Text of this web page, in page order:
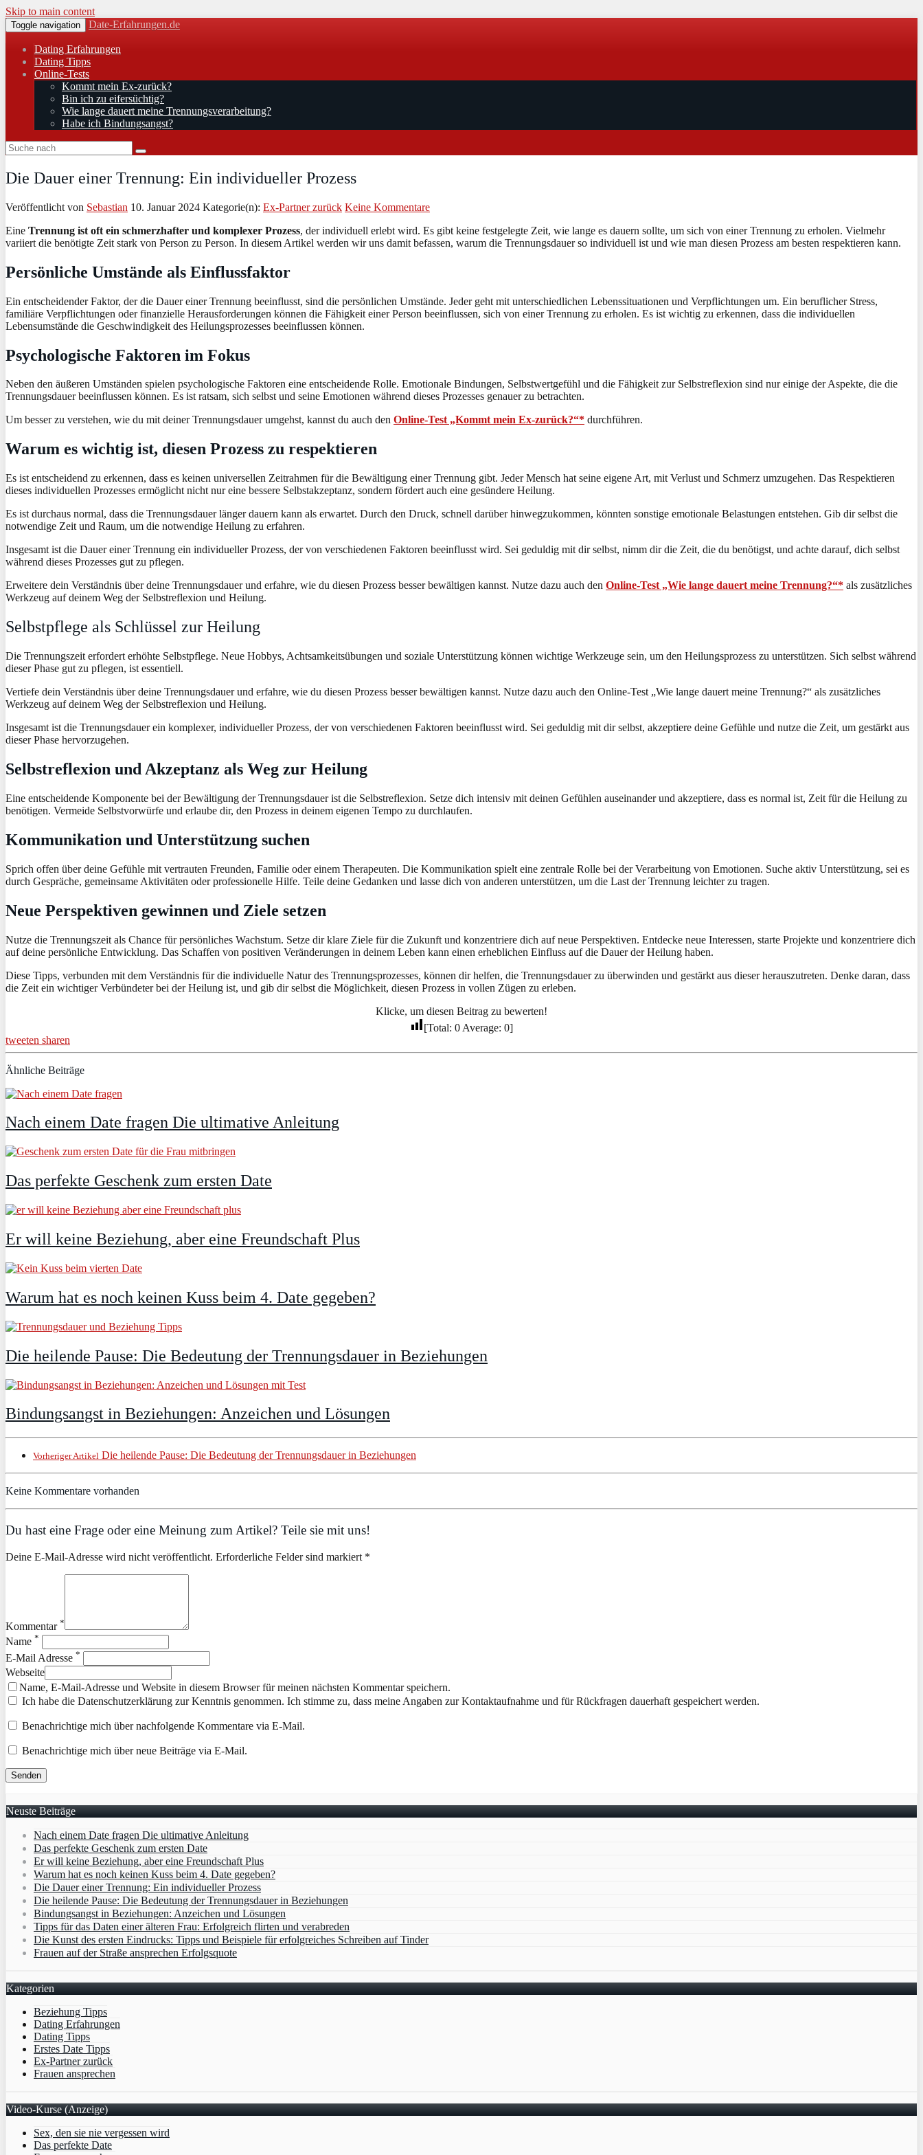
Skip to main content
Toggle navigation Date-Erfahrungen.de
Dating Erfahrungen
Dating Tipps
Online-Tests
Kommt mein Ex-zurück?
Bin ich zu eifersüchtig?
Wie lange dauert meine Trennungsverarbeitung?
Habe ich Bindungsangst?
Die Dauer einer Trennung: Ein individueller Prozess
Veröffentlicht von Sebastian 10. Januar 2024 Kategorie(n): Ex-Partner zurück Keine Kommentare
Eine Trennung ist oft ein schmerzhafter und komplexer Prozess, der individuell erlebt wird. Es gibt keine festgelegte Zeit, wie lange es dauern sollte, um sich von einer Trennung zu erholen. Vielmehr
variiert die benötigte Zeit stark von Person zu Person. In diesem Artikel werden wir uns damit befassen, warum die Trennungsdauer so individuell ist und wie man diesen Prozess am besten respektieren kann.
Persönliche Umstände als Einflussfaktor
Ein entscheidender Faktor, der die Dauer einer Trennung beeinflusst, sind die persönlichen Umstände. Jeder geht mit unterschiedlichen Lebenssituationen und Verpflichtungen um. Ein beruflicher Stress,
familiäre Verpflichtungen oder finanzielle Herausforderungen können die Fähigkeit einer Person beeinflussen, sich von einer Trennung zu erholen. Es ist wichtig zu erkennen, dass die individuellen
Lebensumstände die Geschwindigkeit des Heilungsprozesses beeinflussen können.
Psychologische Faktoren im Fokus
Neben den äußeren Umständen spielen psychologische Faktoren eine entscheidende Rolle. Emotionale Bindungen, Selbstwertgefühl und die Fähigkeit zur Selbstreflexion sind nur einige der Aspekte, die die
Trennungsdauer beeinflussen können. Es ist ratsam, sich selbst und seine Emotionen während dieses Prozesses genauer zu betrachten.
Um besser zu verstehen, wie du mit deiner Trennungsdauer umgehst, kannst du auch den Online-Test „Kommt mein Ex-zurück?“* durchführen.
Warum es wichtig ist, diesen Prozess zu respektieren
Es ist entscheidend zu erkennen, dass es keinen universellen Zeitrahmen für die Bewältigung einer Trennung gibt. Jeder Mensch hat seine eigene Art, mit Verlust und Schmerz umzugehen. Das Respektieren
dieses individuellen Prozesses ermöglicht nicht nur eine bessere Selbstakzeptanz, sondern fördert auch eine gesündere Heilung.
Es ist durchaus normal, dass die Trennungsdauer länger dauern kann als erwartet. Durch den Druck, schnell darüber hinwegzukommen, könnten sonstige emotionale Belastungen entstehen. Gib dir selbst die
notwendige Zeit und Raum, um die notwendige Heilung zu erfahren.
Insgesamt ist die Dauer einer Trennung ein individueller Prozess, der von verschiedenen Faktoren beeinflusst wird. Sei geduldig mit dir selbst, nimm dir die Zeit, die du benötigst, und achte darauf, dich selbst
während dieses Prozesses gut zu pflegen.
Erweitere dein Verständnis über deine Trennungsdauer und erfahre, wie du diesen Prozess besser bewältigen kannst. Nutze dazu auch den Online-Test „Wie lange dauert meine Trennung?“* als zusätzliches
Werkzeug auf deinem Weg der Selbstreflexion und Heilung.
Selbstpflege als Schlüssel zur Heilung
Die Trennungszeit erfordert erhöhte Selbstpflege. Neue Hobbys, Achtsamkeitsübungen und soziale Unterstützung können wichtige Werkzeuge sein, um den Heilungsprozess zu unterstützen. Sich selbst während
dieser Phase gut zu pflegen, ist essentiell.
Vertiefe dein Verständnis über deine Trennungsdauer und erfahre, wie du diesen Prozess besser bewältigen kannst. Nutze dazu auch den Online-Test „Wie lange dauert meine Trennung?“ als zusätzliches
Werkzeug auf deinem Weg der Selbstreflexion und Heilung.
Insgesamt ist die Trennungsdauer ein komplexer, individueller Prozess, der von verschiedenen Faktoren beeinflusst wird. Sei geduldig mit dir selbst, akzeptiere deine Gefühle und nutze die Zeit, um gestärkt aus
dieser Phase hervorzugehen.
Selbstreflexion und Akzeptanz als Weg zur Heilung
Eine entscheidende Komponente bei der Bewältigung der Trennungsdauer ist die Selbstreflexion. Setze dich intensiv mit deinen Gefühlen auseinander und akzeptiere, dass es normal ist, Zeit für die Heilung zu
benötigen. Vermeide Selbstvorwürfe und erlaube dir, den Prozess in deinem eigenen Tempo zu durchlaufen.
Kommunikation und Unterstützung suchen
Sprich offen über deine Gefühle mit vertrauten Freunden, Familie oder einem Therapeuten. Die Kommunikation spielt eine zentrale Rolle bei der Verarbeitung von Emotionen. Suche aktiv Unterstützung, sei es
durch Gespräche, gemeinsame Aktivitäten oder professionelle Hilfe. Teile deine Gedanken und lasse dich von anderen unterstützen, um die Last der Trennung leichter zu tragen.
Neue Perspektiven gewinnen und Ziele setzen
Nutze die Trennungszeit als Chance für persönliches Wachstum. Setze dir klare Ziele für die Zukunft und konzentriere dich auf neue Perspektiven. Entdecke neue Interessen, starte Projekte und konzentriere dich
auf deine persönliche Entwicklung. Das Schaffen von positiven Veränderungen in deinem Leben kann einen erheblichen Einfluss auf die Dauer der Heilung haben.
Diese Tipps, verbunden mit dem Verständnis für die individuelle Natur des Trennungsprozesses, können dir helfen, die Trennungsdauer zu überwinden und gestärkt aus dieser herauszutreten. Denke daran, dass
die Zeit ein wichtiger Verbündeter bei der Heilung ist, und gib dir selbst die Möglichkeit, diesen Prozess in vollen Zügen zu erleben.
Klicke, um diesen Beitrag zu bewerten!
[Total: 0 Average: 0]
tweeten sharen
Ähnliche Beiträge
Nach einem Date fragen Die ultimative Anleitung
Das perfekte Geschenk zum ersten Date
Er will keine Beziehung, aber eine Freundschaft Plus
Warum hat es noch keinen Kuss beim 4. Date gegeben?
Die heilende Pause: Die Bedeutung der Trennungsdauer in Beziehungen
Bindungsangst in Beziehungen: Anzeichen und Lösungen
Vorheriger Artikel Die heilende Pause: Die Bedeutung der Trennungsdauer in Beziehungen
Keine Kommentare vorhanden
Du hast eine Frage oder eine Meinung zum Artikel? Teile sie mit uns!
Deine E-Mail-Adresse wird nicht veröffentlicht. Erforderliche Felder sind markiert *
Kommentar *
Name *
E-Mail Adresse *
Webseite
Name, E-Mail-Adresse und Website in diesem Browser für meinen nächsten Kommentar speichern.
Ich habe die Datenschutzerklärung zur Kenntnis genommen. Ich stimme zu, dass meine Angaben zur Kontaktaufnahme und für Rückfragen dauerhaft gespeichert werden.
Benachrichtige mich über nachfolgende Kommentare via E-Mail.
Benachrichtige mich über neue Beiträge via E-Mail.
Neuste Beiträge
Nach einem Date fragen Die ultimative Anleitung
Das perfekte Geschenk zum ersten Date
Er will keine Beziehung, aber eine Freundschaft Plus
Warum hat es noch keinen Kuss beim 4. Date gegeben?
Die Dauer einer Trennung: Ein individueller Prozess
Die heilende Pause: Die Bedeutung der Trennungsdauer in Beziehungen
Bindungsangst in Beziehungen: Anzeichen und Lösungen
Tipps für das Daten einer älteren Frau: Erfolgreich flirten und verabreden
Die Kunst des ersten Eindrucks: Tipps und Beispiele für erfolgreiches Schreiben auf Tinder
Frauen auf der Straße ansprechen Erfolgsquote
Kategorien
Beziehung Tipps
Dating Erfahrungen
Dating Tipps
Erstes Date Tipps
Ex-Partner zurück
Frauen ansprechen
Video-Kurse (Anzeige)
Sex, den sie nie vergessen wird
Das perfekte Date